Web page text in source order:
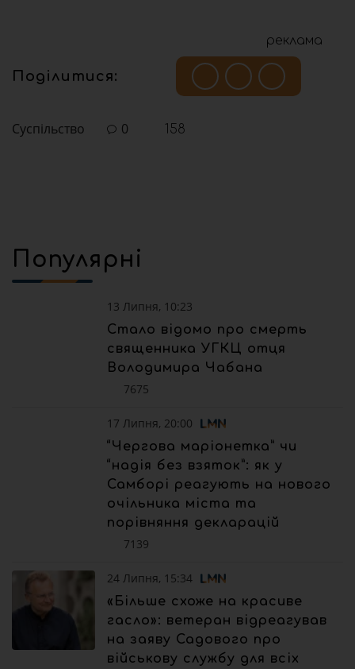
реклама
Поділитися:
Суспільство 0 158
Популярні
13 Липня, 10:23
Стало відомо про смерть
священника УГКЦ отця
Володимира Чабана
7675
17 Липня, 20:00
“Чергова маріонетка” чи
“надія без взяток”: як у
Самборі реагують на нового
очільника міста та
порівняння декларацій
7139
24 Липня, 15:34
«Більше схоже на красиве
гасло»: ветеран відреагував
на заяву Садового про
військову службу для всіх